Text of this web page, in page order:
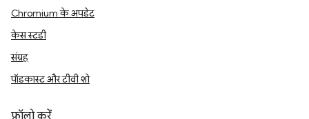
Chromium के अपडेट
केस स्टडी
संग्रह
पॉडकास्ट और टीवी शो
फ़ॉलो करें